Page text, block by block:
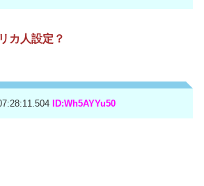
カ人設定？
ID:Wh5AYYu50